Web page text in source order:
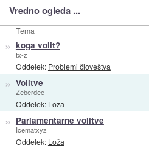
Vredno ogleda ...
Tema
» koga volit?
tx-z
Oddelek: Problemi človeštva
» Volitve
Zeberdee
Oddelek: Loža
» Parlamentarne volitve
Icematxyz
Oddelek: Loža